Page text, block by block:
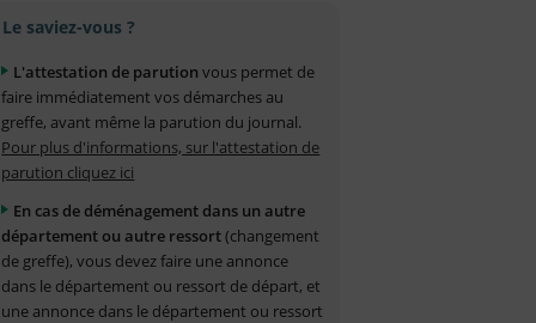
Le saviez-vous ?
L'attestation de parution vous permet de
faire immédiatement vos démarches au
greffe, avant même la parution du journal.
Pour plus d'informations, sur l'attestation de
parution cliquez ici
En cas de déménagement dans un autre
département ou autre ressort(changement
de greffe), vous devez faire une annonce
dans le département ou ressort de départ, et
une annonce dans le département ou ressort